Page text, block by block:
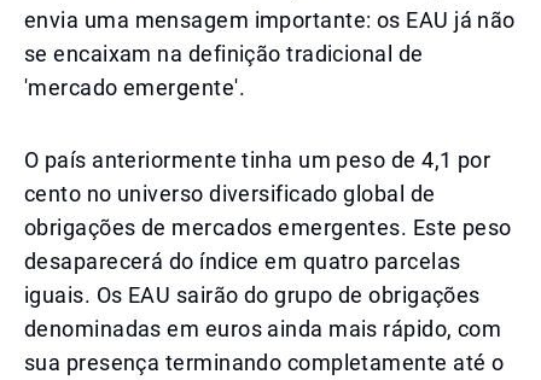
envia uma mensagem importante: os EAU já não
se encaixam na definição tradicional de
'mercado emergente'.
O país anteriormente tinha um peso de 4,1 por
cento no universo diversificado global de
obrigações de mercados emergentes. Este peso
desaparecerá do índice em quatro parcelas
iguais. Os EAU sairão do grupo de obrigações
denominadas em euros ainda mais rápido, com
sua presença terminando completamente até o